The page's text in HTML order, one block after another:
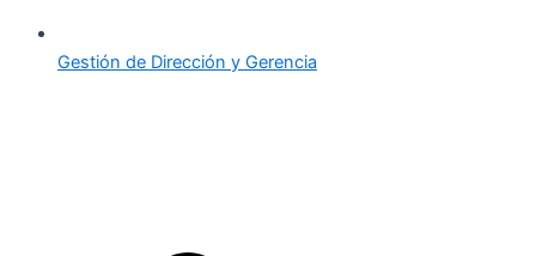
Gestión de Dirección y Gerencia